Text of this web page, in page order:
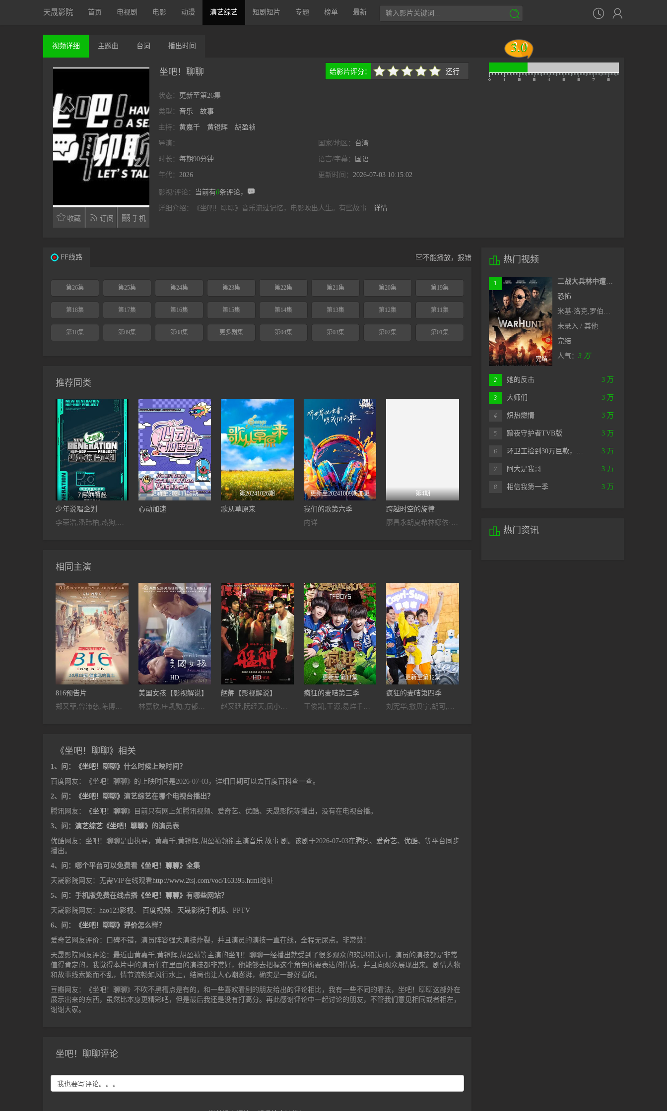
天晟影院 首页 电视剧 电影 动漫 演艺综艺 短剧短片 专题 榜单 最新  

视频详细 主题曲 台词 播出 时间
 收藏  订阅  手机
给影片评分：
很差较差 还行 推荐力荐 还行
坐吧！聊聊
状态： 更新至第26集
类型：音乐 故事
主持：黄嘉千 黄镫辉 胡盈祯
导演： 国家/地区： 台湾
时长：每期90分钟 语言/字幕： 国语
年代：2026 更新时间： 2026-07-03 10:15:02
影视/评论： 当前有0条评论， 
详细介绍： 《坐吧！聊聊》音乐流过记忆，电影映出人生。有些故事…详情
3.0
3.0
FF线路 不能播放，报错
第26集 第25集 第24集 第23集 第22集 第21集 第20集 第19集
第18集 第17集 第16集 第15集 第14集 第13集 第12集 第11集
第10集 第09集 第08集 更多剧集 第04集 第03集 第02集 第01集
推荐同类
已完结
少年说唱企划
李荣浩,潘玮柏,热狗,周震南,车澈,周延,毛衍七,谢锐韬,王以太,大傻
更新至20241109期
心动加速
第20241026期
歌从草原来
更新至20241009期加更
我们的歌第六季
内详
第4期
跨越时空的旋律
廖昌永胡夏希林娜依·高王赫野
相同主演
预告片
816预告片
郑又菲,曾沛慈,陈博正,郭大睿,田中千绘,范逸臣,黄之诺,夏宇童,周厚安,谢以乐,曾珮瑜,黄镫辉,于卉乔,黄采仪,王梦麟,滕韦煦,李佳豫,赖铭伟,马志翔,廖慧珍,郑人硕
HD
美国女孩【影视解说】
林嘉欣,庄凯勋,方郁婷,林品彤,曾宝仪,夏于乔,黄镫辉,张诗盈,蔡嘉茵,蔡明修,张允曦,郭任峰,庞霈心,林苡涵,蔡斯亿,邱诗凌,吴廷华,林群,杨书岚,林真亦
HD
艋舺【影视解说】
赵又廷,阮经天,凤小岳,黄镫辉,陈汉典,柯佳嬿,马如龙,蔡昌宪,钮承泽,席曼宁
更新至第11集
疯狂的麦咭第三季
王俊凯,王源,易烊千玺,杜海涛,丁程鑫,黄其淋,谭薇,夏克立,夏天,黄嘉千
更新至第12集
疯狂的麦咭第四季
刘宪华,撒贝宁,胡可,张伦硕,鲍春来,汪苏泷,左小青,高瀚宇,代超,黄嘉千,冯雷,曹云金,伊一
《坐吧！聊聊》相关
1、问： 《坐吧！聊聊》 什么时候上映时间？
百度网友：《坐吧！聊聊》的上映时间是2026-07-03，详细日期可以去百度百科查一查。
2、问：
《坐吧！聊聊》 演艺综艺在哪个电视台播出？
腾讯网友：
《坐吧！聊聊》
目前只有网上如腾讯视频、爱奇艺、优酷、天晟影院等播出，没有在电视台播。
3、问： 演艺综艺《坐吧！聊聊》 的演员表
优酷网友：坐吧！聊聊是由执导，黄嘉千,黄镫辉,胡盈祯领衔主演音乐 故事 剧。该剧于2026-07-03在腾讯、 爱奇艺、 优酷、等平台同步
播出。
4、问：哪个平台可以免费看 《坐吧！聊聊》全集
天晟影院网友：无需VIP在线观看http://www.2tsj.com/vod/163395.html地址
5、问：手机版免费在线点播 《坐吧！聊聊》 有哪些网站？
天晟影院网友： hao123影视、 百度视频、 天晟影院手机版、 PPTV
6、问：
《坐吧！聊聊》评价怎么样？
爱奇艺网友评价：口碑不错，演员阵容强大演技炸裂，并且演员的演技一直在线，全程无尿点。非常赞！
天晟影院网友评论：最近由黄嘉千,黄镫辉,胡盈祯等主演的坐吧！聊聊一经播出就受到了很多观众的欢迎和认可，演员的演技都是非常
值得肯定的，我觉得本片中的演员们在里面的演技都非常好，他能够去把握这个角色所要表达的情感，并且向观众展现出来。剧情人物
和故事线索繁而不乱，情节流畅如风行水上，结局也让人心潮澎湃，确实是一部好看的。
豆瓣网友：《坐吧！聊聊》不吹不黑槽点是有的，和一些喜欢看剧的朋友给出的评论相比，我有一些不同的看法，坐吧！聊聊这部外在
展示出来的东西，虽然比本身更精彩吧，但是最后我还是没有打高分。再此感谢评论中一起讨论的朋友，不管我们意见相同或者相左，
谢谢大家。
坐吧！聊聊评论
 热门视频
完结
1
恐怖
未录入 / 其他
完结
人气：3 万
2 她的反击 3 万
3 大师们 3 万
4 炽热燃情 3 万
5 黯夜守护者TVB版 3 万
6 环卫工捡到30万巨款，… 3 万
7 阿大是我哥 3 万
8 相信我第一季 3 万
 热门资讯